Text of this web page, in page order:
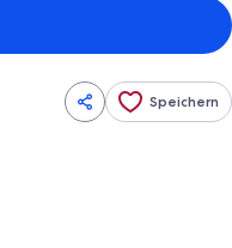
Speichern